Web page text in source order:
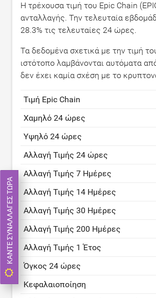
Η τρέχουσα τιμή του Epic Chain
ανταλλαγής. Την τελευταία
28.3% τις τελευταίες 24 ώρες.
Τα δεδομένα σχετικά με την τιμή
ιστότοπο λαμβάνονται αυτόματα
δεν έχει καμία σχέση με το
Τιμή Epic Chain
Χαμηλό 24 ώρες
Υψηλό 24 ώρες
Αλλαγή Τιμής 24 ώρες
Αλλαγή Τιμής 7 Ημέρες
Αλλαγή Τιμής 14 Ημέρες
Αλλαγή Τιμής 30 Ημέρες
Αλλαγή Τιμής 200 Ημέρες
Αλλαγή Τιμής 1 Έτος
Όγκος 24 ώρες
Κεφαλαιοποίηση
ΚΆΝΤΕ ΣΥΝΑΛΛΑΓΈΣ ΤΏΡΑ